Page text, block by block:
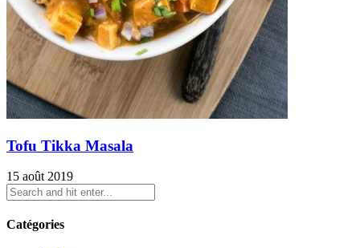
Tofu Tikka Masala
15 août 2019
Catégories